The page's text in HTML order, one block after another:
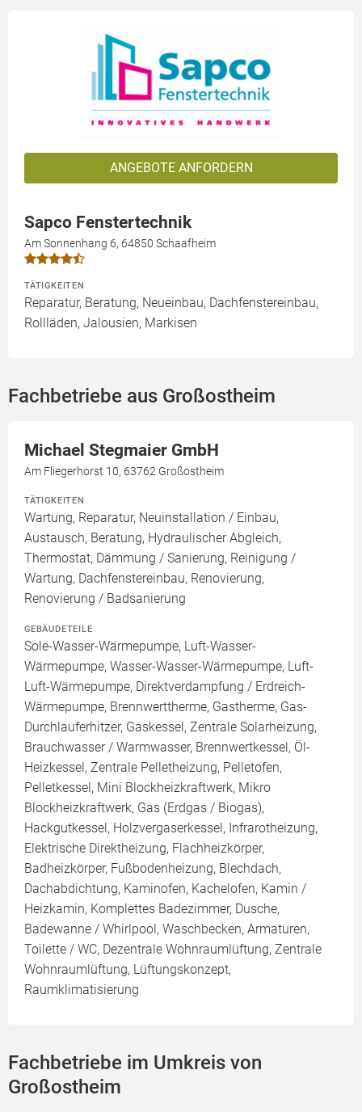
ANGEBOTE ANFORDERN
Sapco Fenstertechnik
Am Sonnenhang 6, 64850 Schaafheim
TÄTIGKEITEN
Reparatur, Beratung, Neueinbau, Dachfenstereinbau,
Rollläden, Jalousien, Markisen
Fachbetriebe aus Großostheim
Michael Stegmaier GmbH
Am Fliegerhorst 10, 63762 Großostheim
TÄTIGKEITEN
Wartung, Reparatur, Neuinstallation / Einbau,
Austausch, Beratung, Hydraulischer Abgleich,
Thermostat, Dämmung / Sanierung, Reinigung /
Wartung, Dachfenstereinbau, Renovierung,
Renovierung / Badsanierung
GEBÄUDETEILE
Sole-Wasser-Wärmepumpe, Luft-Wasser-
Wärmepumpe, Wasser-Wasser-Wärmepumpe, Luft-
Luft-Wärmepumpe, Direktverdampfung / Erdreich-
Wärmepumpe, Brennwerttherme, Gastherme, Gas-
Durchlauferhitzer, Gaskessel, Zentrale Solarheizung,
Brauchwasser / Warmwasser, Brennwertkessel, Öl-
Heizkessel, Zentrale Pelletheizung, Pelletofen,
Pelletkessel, Mini Blockheizkraftwerk, Mikro
Blockheizkraftwerk, Gas (Erdgas / Biogas),
Hackgutkessel, Holzvergaserkessel, Infrarotheizung,
Elektrische Direktheizung, Flachheizkörper,
Badheizkörper, Fußbodenheizung, Blechdach,
Dachabdichtung, Kaminofen, Kachelofen, Kamin /
Heizkamin, Komplettes Badezimmer, Dusche,
Badewanne / Whirlpool, Waschbecken, Armaturen,
Toilette / WC, Dezentrale Wohnraumlüftung, Zentrale
Wohnraumlüftung, Lüftungskonzept,
Raumklimatisierung
Fachbetriebe im Umkreis von
Großostheim